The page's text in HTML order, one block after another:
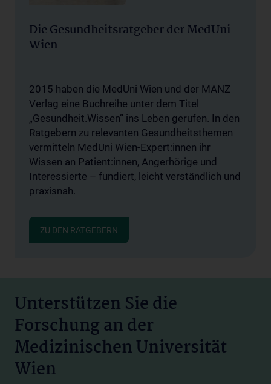
Die Gesundheitsratgeber der MedUni
Wien
2015 haben die MedUni Wien und der MANZ
Verlag eine Buchreihe unter dem Titel
„Gesundheit.Wissen“ ins Leben gerufen. In den
Ratgebern zu relevanten Gesundheitsthemen
vermitteln MedUni Wien-Expert:innen ihr
Wissen an Patient:innen, Angerhörige und
Interessierte – fundiert, leicht verständlich und
praxisnah.
ZU DEN RATGEBERN
Unterstützen Sie die
Forschung an der
Medizinischen Universität
Wien